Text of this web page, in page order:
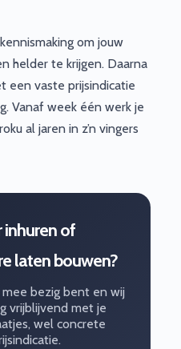
om jouw
helder te krijgen. Daarna
een vaste prijsindicatie
Vanaf week één werk je
al jaren in z’n vingers
inhuren of
laten bouwen?
bezig bent en wij
vrijblijvend met je
wel concrete